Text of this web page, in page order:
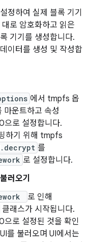
정하여 실제 블록 기기
로 암호화하고 읽은
기기를 생성합니다.
이터를 생성 및 작성합
에서 tmpfs 옵
마운트하고 속성
으로 설정합니다.
하기 위해 tmpfs
를
로 설정합니다.
러오기
로 인해
클래스가 시작됩니다.
으로 설정된 것을 확인
를 불러오며 UI에서는